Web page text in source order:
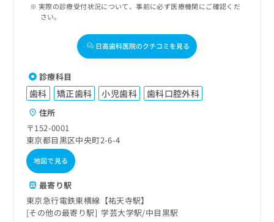
実際の診療受付状況について、事前に必ず医療機関にご確認くだ
さい。
日高歯科医院のクチコミを見る
診療科目
歯科 矯正歯科 小児歯科 歯科口腔外科
住所
〒152-0001
東京都目黒区中央町2-6-4
地図で見る
最寄り駅
東京急行電鉄東横線【祐天寺駅】
その他の最寄り駅
学芸大学駅 中目黒駅